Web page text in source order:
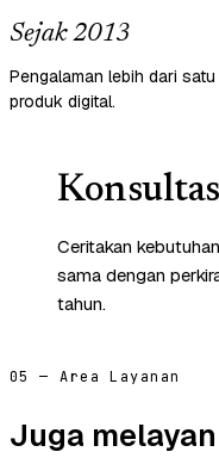
Sejak 2013
Pengalaman lebih dari
produk digital.
Ceritakan
sama dengan
tahun.
05 — Area Layanan
Juga